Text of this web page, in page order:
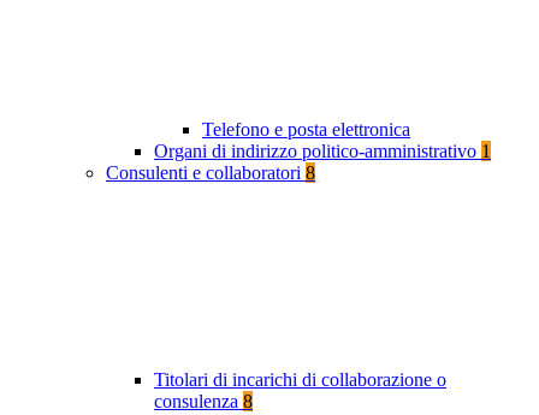
Telefono e posta elettronica
Organi di indirizzo politico-amministrativo 1
Consulenti e collaboratori 8
Titolari di incarichi di collaborazione o
consulenza 8